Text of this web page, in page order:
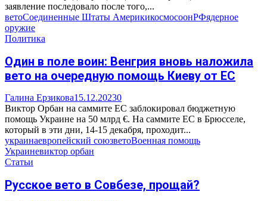
заявление последовало после того,...
ветоСоединенные Штаты АмерикикосмосоонРФядерное
оружие
Политика
Один в поле воин: Венгрия вновь наложила
вето на очередную помощь Киеву от ЕС
Галина Ерзикова15.12.20230
Виктор Орбан на саммите ЕС заблокировал бюджетную
помощь Украине на 50 млрд €. На саммите ЕС в Брюсселе,
который в эти дни, 14-15 декабря, проходит...
украинаевропейский союзветоВоенная помощь
Украиневиктор орбан
Статьи
Русское вето в Совбезе, прощай?